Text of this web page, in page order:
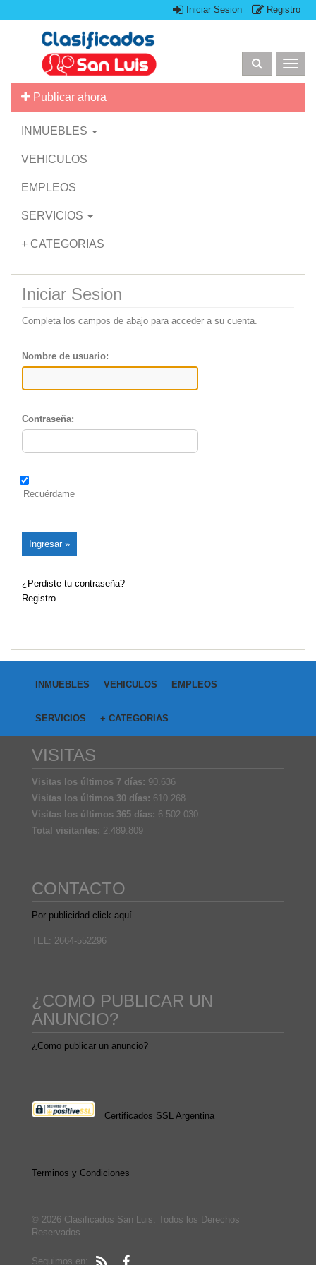
Iniciar Sesion Registro
Publicar ahora
INMUEBLES
VEHICULOS
EMPLEOS
SERVICIOS
+ CATEGORIAS
Iniciar Sesion
Completa los campos de abajo para acceder a su cuenta.
Nombre de usuario:
Contraseña:
Recuérdame
¿Perdiste tu contraseña?
Registro
INMUEBLES VEHICULOS EMPLEOS
SERVICIOS + CATEGORIAS
VISITAS
Visitas los últimos 7 días: 90.636
Visitas los últimos 30 días: 610.268
Visitas los últimos 365 días: 6.502.030
Total visitantes: 2.489.809
CONTACTO
Por publicidad click aquí
TEL: 2664-552296
¿COMO PUBLICAR UN
ANUNCIO?
¿Como publicar un anuncio?
Certificados SSL Argentina
Terminos y Condiciones
© 2026 Clasificados San Luis. Todos los Derechos
Reservados
Seguimos en: